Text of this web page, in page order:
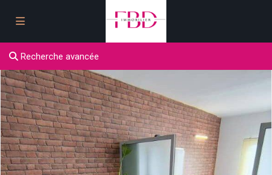
Recherche avancée